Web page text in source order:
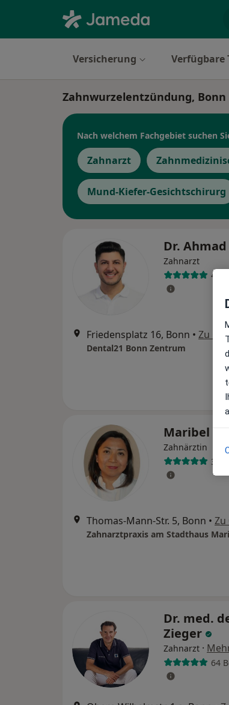
Versicherung Verfügbare
Zahnwurzelentzündung, Bonn
Nach welchem Fachgebiet suchen
Zahnarzt
Mund-Kiefer-Gesichtschirurg
Dr.
Zahnarzt
4
Friedensplatz 16, Bonn • Zu
Dental21 Bonn Zentrum
Maribel
Zahnärztin
34
Thomas-Mann-Str. 5, Bonn • Zu
Dr. med.
Zieger
Zahnarzt ·
64